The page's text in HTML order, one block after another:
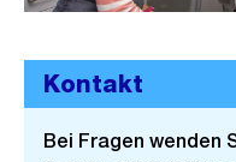
Kontakt
Bei Fragen wenden